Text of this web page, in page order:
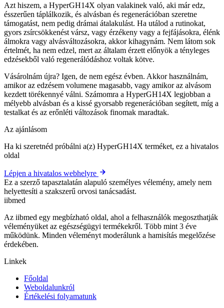
Azt hiszem, a HyperGH14X olyan valakinek való, aki már edz,
ésszerűen táplálkozik, és alvásban és regenerációban szeretne
támogatást, nem pedig drámai átalakulást. Ha utálod a rutinokat,
gyors zsírcsökkenést vársz, vagy érzékeny vagy a fejfájásokra, élénk
álmokra vagy alvásváltozásokra, akkor kihagynám. Nem látom sok
értelmét, ha nem edzel, mert az általam érzett előnyök a tényleges
edzésekből való regenerálódáshoz voltak kötve.
Vásárolnám újra? Igen, de nem egész évben. Akkor használnám,
amikor az edzésem volumene magasabb, vagy amikor az alvásom
kezdett törékennyé válni. Számomra a HyperGH14X legjobban a
mélyebb alvásban és a kissé gyorsabb regenerációban segített, míg a
testalkat és az erőnléti változások finomak maradtak.
Az ajánlásom
Ha ki szeretnéd próbálni a(z) HyperGH14X terméket, ez a hivatalos
oldal
Lépjen a hivatalos webhelyre
Ez a szerző tapasztalatán alapuló személyes vélemény, amely nem
helyettesíti a szakszerű orvosi tanácsadást.
iibmed
Az iibmed egy megbízható oldal, ahol a felhasználók megoszthatják
véleményüket az egészségügyi termékekről. Több mint 3 éve
működünk. Minden véleményt moderálunk a hamisítás megelőzése
érdekében.
Linkek
Főoldal
Weboldalunkról
Értékelési folyamatunk